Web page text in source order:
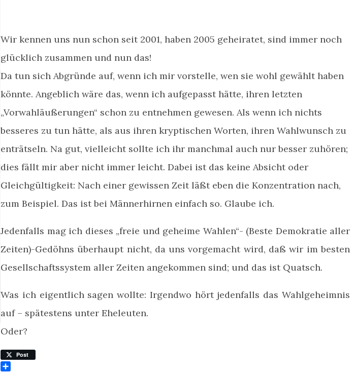
Wir kennen uns nun schon seit 2001, haben 2005 geheiratet, sind immer noch
glücklich zusammen und nun das!
Da tun sich Abgründe auf, wenn ich mir vorstelle, wen sie wohl gewählt haben
könnte. Angeblich wäre das, wenn ich aufgepasst hätte, ihren letzten
„Vorwahläußerungen“ schon zu entnehmen gewesen. Als wenn ich nichts
besseres zu tun hätte, als aus ihren kryptischen Worten, ihren Wahlwunsch zu
enträtseln. Na gut, vielleicht sollte ich ihr manchmal auch nur besser zuhören;
dies fällt mir aber nicht immer leicht. Dabei ist das keine Absicht oder
Gleichgültigkeit: Nach einer gewissen Zeit läßt eben die Konzentration nach,
zum Beispiel. Das ist bei Männerhirnen einfach so. Glaube ich.
Jedenfalls mag ich dieses „freie und geheime Wahlen“- (Beste Demokratie aller
Zeiten)-Gedöhns überhaupt nicht, da uns vorgemacht wird, daß wir im besten
Gesellschaftssystem aller Zeiten angekommen sind; und das ist Quatsch.
Was ich eigentlich sagen wollte: Irgendwo hört jedenfalls das Wahlgeheimnis
auf – spätestens unter Eheleuten.
Oder?
Post